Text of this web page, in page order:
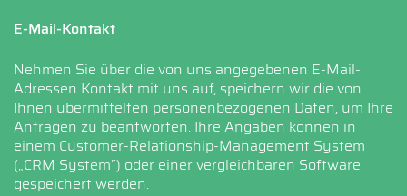
E-Mail-Kontakt
Nehmen Sie über die von uns angegebenen E-Mail-
Adressen Kontakt mit uns auf, speichern wir die von
Ihnen übermittelten personenbezogenen Daten, um Ihre
Anfragen zu beantworten. Ihre Angaben können in
einem Customer-Relationship-Management System
(„CRM System“) oder einer vergleichbaren Software
gespeichert werden.